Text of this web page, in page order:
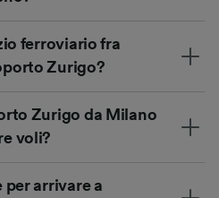
ferroviario fra
Zurigo?
Zurigo da Milano
voli?
arrivare a